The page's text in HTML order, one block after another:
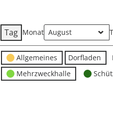
Tag Monat
Allgemeines Dorfladen
Mehrzweckhalle